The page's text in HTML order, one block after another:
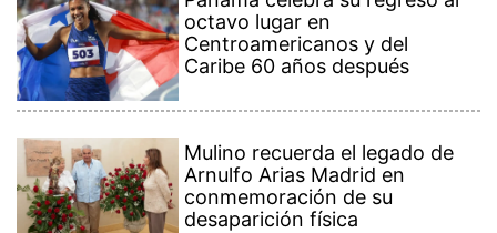
octavo lugar en
Centroamericanos y del
Caribe 60 años después
Mulino recuerda el legado de
Arnulfo Arias Madrid en
conmemoración de su
desaparición física